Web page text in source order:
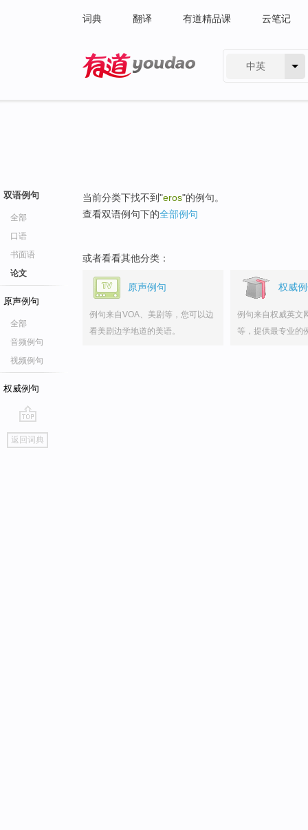
词典 翻译 有道精品课 云笔记
中英
双语例句
全部
口语
书面语
论文
原声例句
全部
音频例句
视频例句
权威例句
go
top
返回词典
当前分类下找不到"eros"的例句。
查看双语例句下的全部例句
或者看看其他分类：
原声例句
例句来自VOA、美剧等，您可以边
看美剧边学地道的美语。
权威
例句来自权威英文
等，提供最专业的